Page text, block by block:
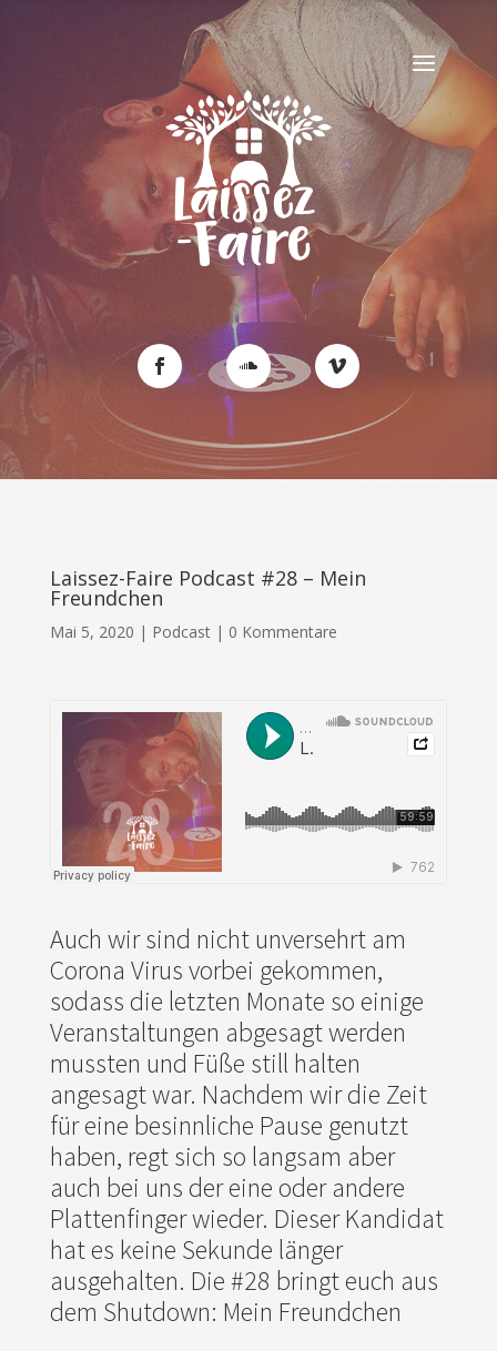
Laissez-Faire Podcast #28 – Mein
Freundchen
Mai 5, 2020 | Podcast| 0 Kommentare
Auch wir sind nicht unversehrt am
Corona Virus vorbei gekommen,
sodass die letzten Monate so einige
Veranstaltungen abgesagt werden
mussten und Füße still halten
angesagt war. Nachdem wir die Zeit
für eine besinnliche Pause genutzt
haben, regt sich so langsam aber
auch bei uns der eine oder andere
Plattenfinger wieder. Dieser Kandidat
hat es keine Sekunde länger
ausgehalten. Die #28 bringt euch aus
dem Shutdown: Mein Freundchen